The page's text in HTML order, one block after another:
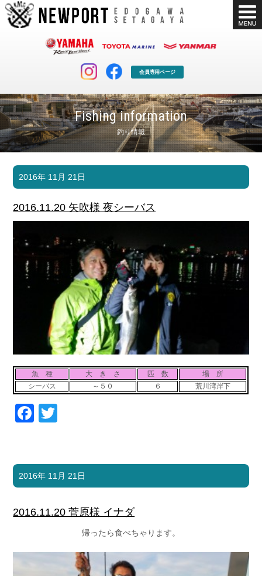
会員専用ページ
Fishing information
釣り情報
マリンクラブ
マリンライフを堪能したい！
ボート販売
ボート免許
長年の実績と信頼！
店舗情報
Blog
お問い合わせ
Contact us
会社概要
採用情報
Recruit
2016年 11月 21日
2016.11.20 矢吹様 夜シーバス
魚 種 大 き さ 匹 数
場 所
シーバス
～５０ ６ 荒川湾岸下
Facebook
2016年 11月 21日
2016.11.20 菅原様 イナダ
帰ったら食べちゃります。